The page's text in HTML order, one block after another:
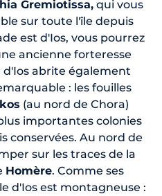
Gremiotissa, qui vous
sur toute l'île depuis
est d'Ios, vous pourrez
ancienne forteresse
abrite également
: les fouilles
(au nord de Chora)
importantes colonies
conservées. Au nord de
sur les traces de la
Homère. Comme ses
d'Ios est montagneuse :